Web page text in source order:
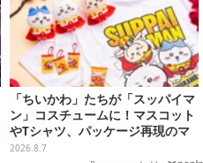
「ちいかわ」たちが「スッパイマ
ン」コスチュームに！マスコット
やTシャツ、パッケージ再現のマ
グネットなど全5アイテム
2026.8.7